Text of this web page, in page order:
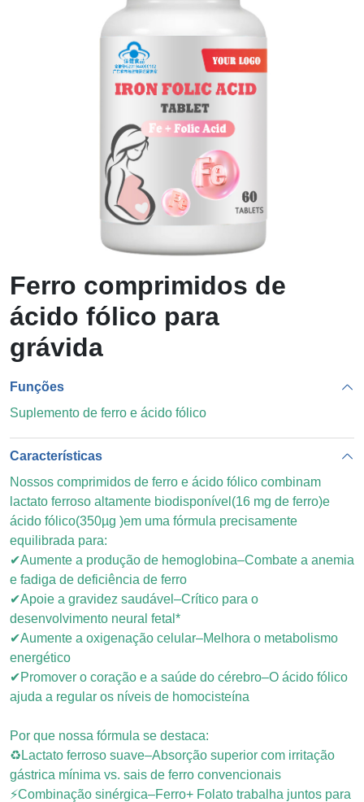
Ferro comprimidos de
ácido fólico para
grávida
Funções
Suplemento de ferro e ácido fólico
Características
Nossos comprimidos de ferro e ácido fólico combinam
lactato ferroso altamente biodisponível(16 mg de ferro)e
ácido fólico(350µg )em uma fórmula precisamente
equilibrada para:
✔Aumente a produção de hemoglobina–Combate a anemia
e fadiga de deficiência de ferro
✔Apoie a gravidez saudável–Crítico para o
desenvolvimento neural fetal*
✔Aumente a oxigenação celular–Melhora o metabolismo
energético
✔Promover o coração e a saúde do cérebro–O ácido fólico
ajuda a regular os níveis de homocisteína
Por que nossa fórmula se destaca:
♻Lactato ferroso suave–Absorção superior com irritação
gástrica mínima vs. sais de ferro convencionais
⚡Combinação sinérgica–Ferro+ Folato trabalha juntos para